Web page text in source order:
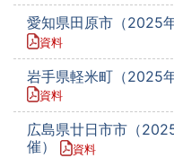
愛知県田原市（2025
資料
岩手県軽米町（2025
資料
広島県廿日市市（
催）
資料